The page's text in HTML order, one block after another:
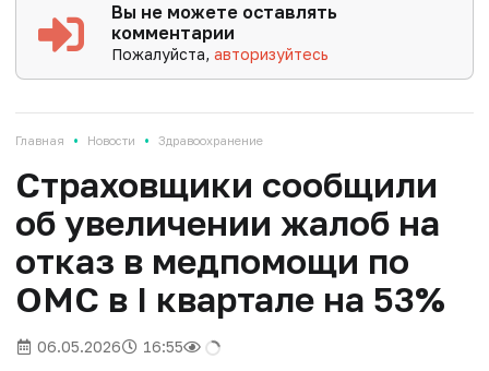
Вы не можете оставлять
комментарии
Пожалуйста,авторизуйтесь
Главная • Новости • Здравоохранение
Страховщики сообщили
об увеличении жалоб на
отказ в медпомощи по
ОМС в I квартале на 53%
06.05.2026 16:55